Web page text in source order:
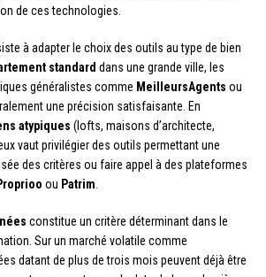
de ces technologies.
à adapter le choix des outils au type de bien
standard dans une grande ville, les
généralistes comme MeilleursAgents ou
une précision satisfaisante. En
atypiques (lofts, maisons d’architecte,
vaut privilégier des outils permettant une
des critères ou faire appel à des plateformes
ou Patrim.
constitue un critère déterminant dans le
Sur un marché volatile comme
datant de plus de trois mois peuvent déjà être